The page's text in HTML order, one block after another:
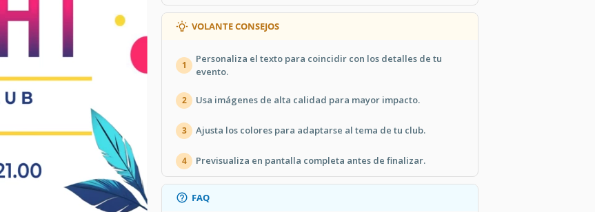
VOLANTE CONSEJOS
1
Personaliza el texto para coincidir con los detalles de tu
evento.
2 Usa imágenes de alta calidad para mayor impacto.
3 Ajusta los colores para adaptarse al tema de tu club.
4 Previsualiza en pantalla completa antes de finalizar.
FAQ